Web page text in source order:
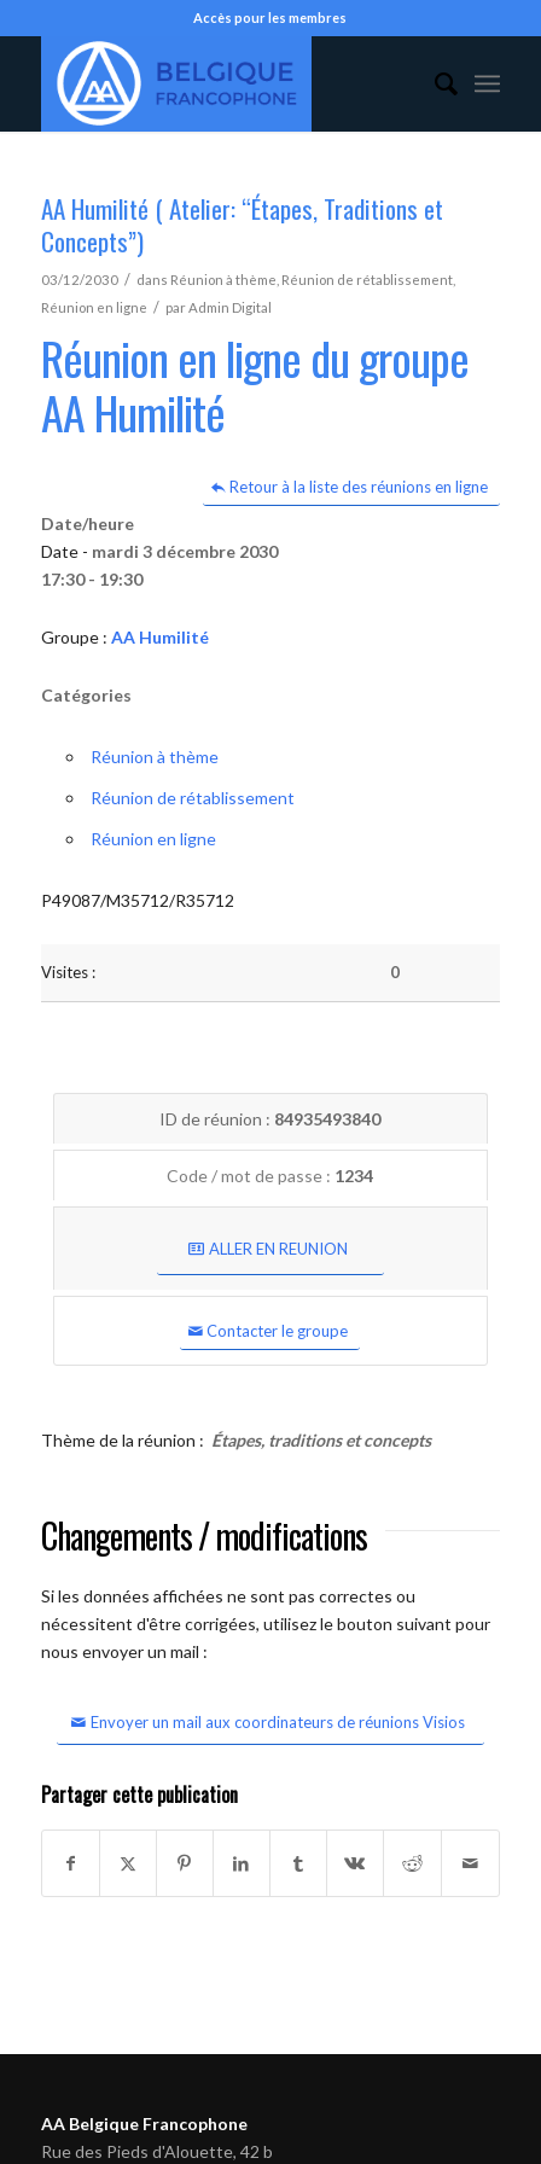
Accès pour les membres
AA Humilité ( Atelier: “Étapes, Traditions et
Concepts”)
03/12/2030 / dans Réunion à thème Réunion de rétablissement,
Réunion en ligne / parAdmin Digital
Réunion en ligne du groupe
AA Humilité
Retour à la liste des réunions en ligne
Date/heure
Date - mardi 3 décembre 2030
17:30 - 19:30
Groupe : AA Humilité
Catégories
Réunion à thème
Réunion de rétablissement
Réunion en ligne
P49087/M35712/R35712
Visites : 0
ID de réunion : 84935493840
Code / mot de passe : 1234
ALLER EN REUNION
Contacter le groupe
Thème de la réunion : Étapes, traditions et concepts
Changements / modifications
Si les données affichées ne sont pas correctes ou
nécessitent d'être corrigées, utilisez le bouton suivant pour
nous envoyer un mail :
Envoyer un mail aux coordinateurs de réunions Visios
Partager cette publication
AA Belgique Francophone
Rue des Pieds d'Alouette, 42 b